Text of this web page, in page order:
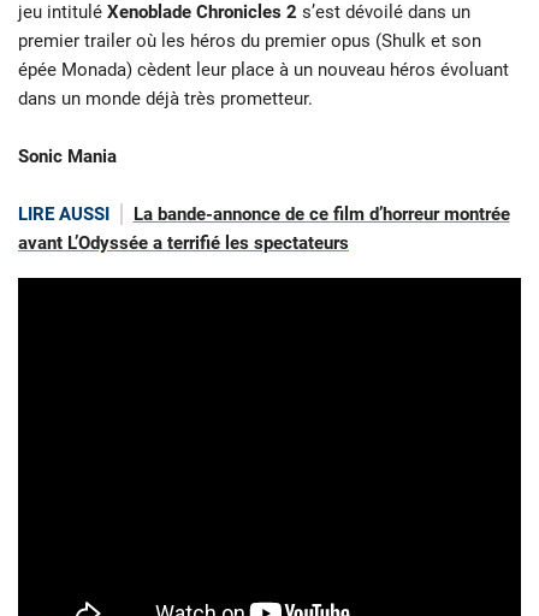
jeu intitulé Xenoblade Chronicles 2 s’est dévoilé dans un
premier trailer où les héros du premier opus (Shulk et son
épée Monada) cèdent leur place à un nouveau héros évoluant
dans un monde déjà très prometteur.
Sonic Mania
LIRE AUSSI
La bande-annonce de ce film d’horreur montrée
avant L’Odyssée a terrifié les spectateurs